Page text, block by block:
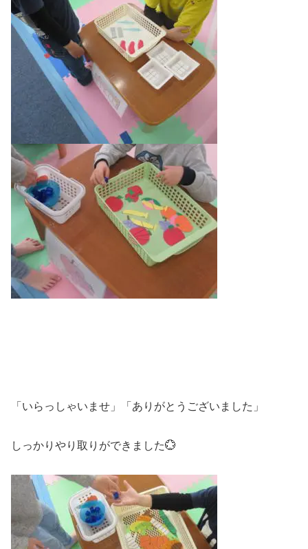
「いらっしゃいませ」「ありがとうございました」
しっかりやり取りができました💮